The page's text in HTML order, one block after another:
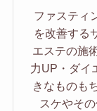
ファスティ
を改善する
エステの施
力UP・ダイ
きなものも
スケやそ